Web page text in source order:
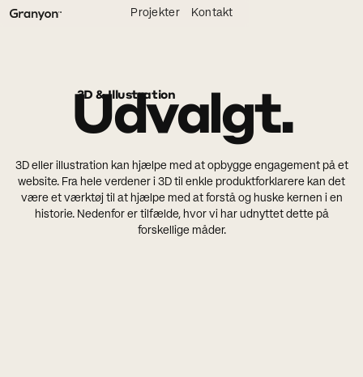
Projekter Kontakt
3D & Illustration
Udvalgt.
3D eller illustration kan hjælpe med at opbygge engagement på et
website. Fra hele verdener i 3D til enkle produktforklarere kan det
være et værktøj til at hjælpe med at forstå og huske kernen i en
historie. Nedenfor er tilfælde, hvor vi har udnyttet dette på
forskellige måder.